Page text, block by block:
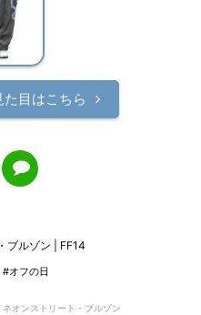
目はこちら
ブルゾン | FF14
#オフの日
ネオンストリート・ブルゾン